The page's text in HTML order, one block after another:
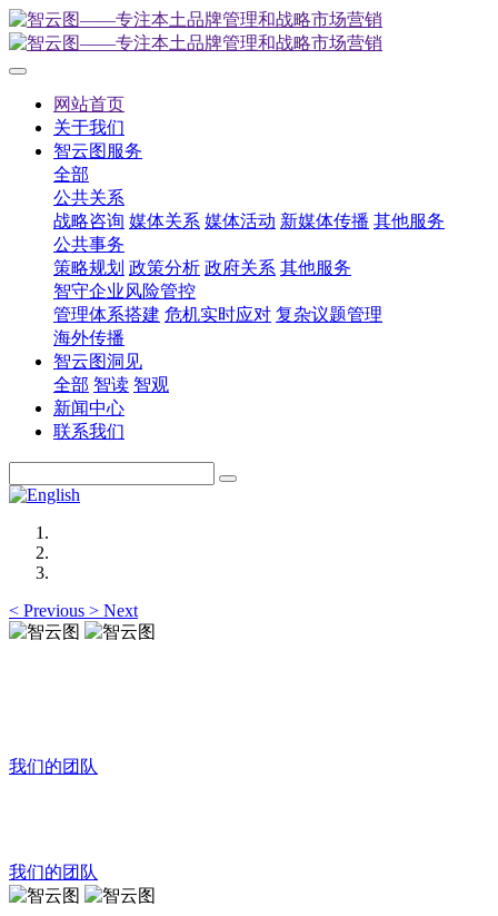
网站首页
关于我们
智云图服务
全部
公共关系
战略咨询 媒体关系 媒体活动 新媒体传播 其他服务
公共事务
策略规划 政策分析 政府关系 其他服务
智守企业风险管控
管理体系搭建 危机实时应对 复杂议题管理
海外传播
智云图洞见
全部 智读 智观
新闻中心
联系我们
< Previous > Next
我们的团队
我们的团队